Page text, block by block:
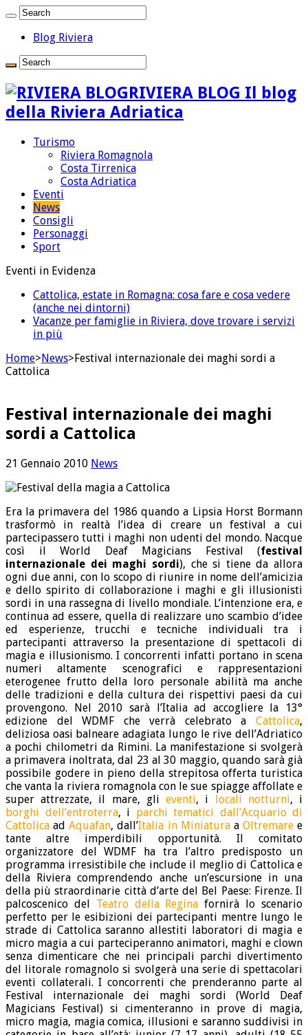
Blog Riviera
RIVIERA BLOG Il blog
della Riviera Adriatica
Turismo
Riviera Romagnola
Costa Tirrenica
Costa Adriatica
Eventi
News
Consigli
Personaggi
Sport
Eventi in Evidenza
Cattolica, estate in Romagna: cosa fare e cosa vedere
(anche nei dintorni)
Vacanze per famiglie in Riviera, dove trovare i servizi
in più
Home>News>Festival internazionale dei maghi sordi a
Cattolica
Festival internazionale dei maghi
sordi a Cattolica
21 Gennaio 2010 News
Era la primavera del 1986 quando a Lipsia Horst Bormann
trasformò in realtà l’idea di creare un festival a cui
partecipassero tutti i maghi non udenti del mondo. Nacque
così il World Deaf Magicians Festival (festival
internazionale dei maghi sordi), che si tiene da allora
ogni due anni, con lo scopo di riunire in nome dell’amicizia
e dello spirito di collaborazione i maghi e gli illusionisti
sordi in una rassegna di livello mondiale. L’intenzione era, e
continua ad essere, quella di realizzare uno scambio d’idee
ed esperienze, trucchi e tecniche individuali tra i
partecipanti attraverso la presentazione di spettacoli di
magia e illusionismo. I concorrenti infatti portano in scena
numeri altamente scenografici e rappresentazioni
eterogenee frutto della loro personale abilità ma anche
delle tradizioni e della cultura dei rispettivi paesi da cui
provengono. Nel 2010 sarà l’Italia ad accogliere la 13°
edizione del WDMF che verrà celebrato a Cattolica,
deliziosa oasi balneare adagiata lungo le rive dell’Adriatico
a pochi chilometri da Rimini. La manifestazione si svolgerà
a primavera inoltrata, dal 23 al 30 maggio, quando sarà già
possibile godere in pieno della strepitosa offerta turistica
che vanta la riviera romagnola con le sue spiagge affollate e
super attrezzate, il mare, glieventi, i locali notturni, i
borghi dell’entroterra, i parchi tematici dall’Acquario di
Cattolica adAquafan, dall’Italia in Miniaturaa Oltremaree
tante altre imperdibili opportunità. Il comitato
organizzatore del WDMF ha tra l’altro predisposto un
programma irresistibile che include il meglio di Cattolica e
della Riviera comprendendo anche un’escursione in una
della più straordinarie città d’arte del Bel Paese: Firenze. Il
palcoscenico del Teatro della Regina fornirà lo scenario
perfetto per le esibizioni dei partecipanti mentre lungo le
strade di Cattolica saranno allestiti laboratori di magia e
micro magia a cui parteciperanno animatori, maghi e clown
senza dimenticare che nei principali parchi divertimento
del litorale romagnolo si svolgerà una serie di spettacolari
eventi collaterali. I concorrenti che prenderanno parte al
Festival internazionale dei maghi sordi (World Deaf
Magicians Festival) si cimenteranno in prove di magia,
micro magia, magia comica, illusioni e saranno suddivisi in